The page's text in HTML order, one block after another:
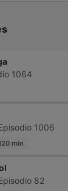
1064
1006
min
82